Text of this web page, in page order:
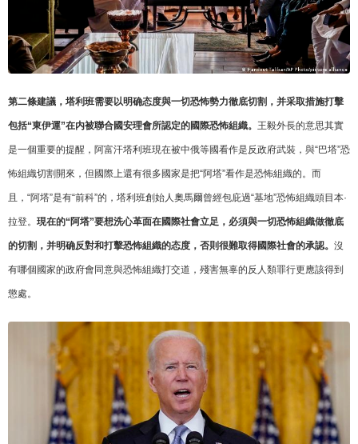
第二條建議，塔利班需要以明确态度與一切恐怖勢力徹底切割，并采取措施打擊
包括“東伊運”在内被聯合國安理會所認定的國際恐怖組織。 王毅外長的意思其實
是一個重要的提醒，阿富汗塔利班現在被中俄等國看作是反政府武裝，與“巴塔”恐
怖組織切割開來，但國際上還有很多國家是把“阿塔”看作是恐怖組織的。而
且，“阿塔”是有“前科”的，塔利班創始人奧馬爾曾經包庇過“基地”恐怖組織頭目本·
拉登。 現在的“阿塔”要想洗心革面在國際社會立足，必須與一切恐怖組織做徹底
的切割，并明确反對和打擊恐怖組織的态度，否則很難取得國際社會的承認。 沒
有哪個國家的政府會同意與恐怖組織打交道，殘害無辜的反人類罪行更應該得到
懲處。